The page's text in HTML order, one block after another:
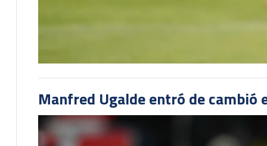
Manfred Ugalde entró de cambió